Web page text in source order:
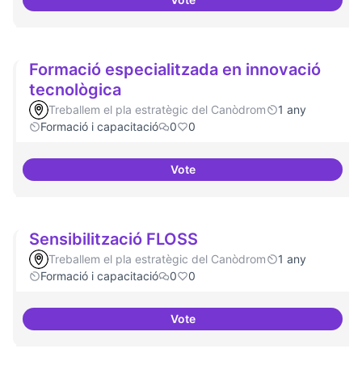
Formacions en la
Formació especialitzada en innovació
tecnològica
Treballem el pla estratègic del Canòdrom
1 any
Formació i capacitació
0 0
VoteFormació especialitzada en
Sensibilització FLOSS
Treballem el pla estratègic del Canòdrom
1 any
Formació i capacitació
0 0
VoteSensibilització FLOSS